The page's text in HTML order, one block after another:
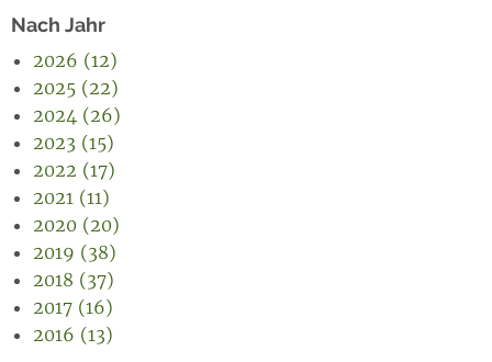
Nach Jahr
2026 (12)
2025 (22)
2024 (26)
2023 (15)
2022 (17)
2021 (11)
2020 (20)
2019 (38)
2018 (37)
2017 (16)
2016 (13)